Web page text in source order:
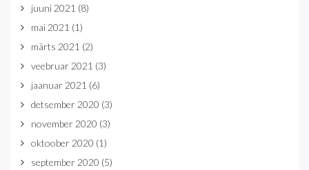
juuni 2021 (8)
mai 2021 (1)
märts 2021 (2)
veebruar 2021 (3)
jaanuar 2021 (6)
detsember 2020 (3)
november 2020 (3)
oktoober 2020 (1)
september 2020 (5)